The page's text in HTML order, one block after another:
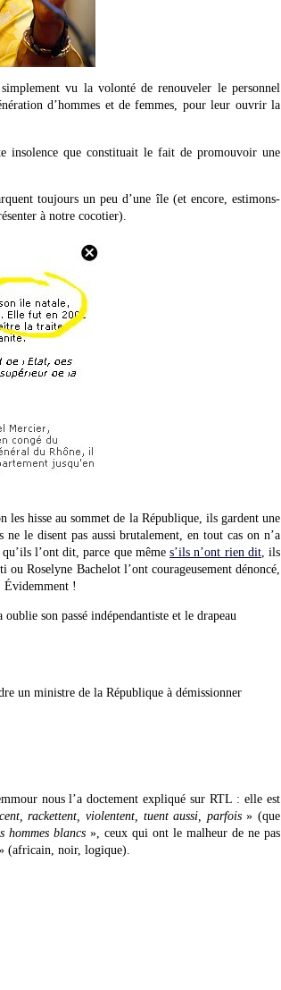
vu la volonté de renouveler le personnel
d’hommes et de femmes, pour leur ouvrir la
insolence que constituait le fait de promouvoir une
toujours un peu d’une île (et encore, estimons-
à notre cocotier).
les hisse au sommet de la République, ils gardent une
le disent pas aussi brutalement, en tout cas on n’a
qu’ils l’ont dit, parce que mêmes’ils n’ont rien dit, ils
Roselyne Bachelot l’ont courageusement dénoncé,
Évidemment !
son passé indépendantiste et le drapeau
un ministre de la République à démissionner
nous l’a doctement expliqué sur RTL : elle est
rackettent, violentent, tuent aussi, parfois» (que
hommes blancs », ceux qui ont le malheur de ne pas
(africain, noir, logique).